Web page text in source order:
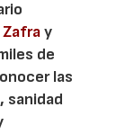
Zafray
de
las
sanidad